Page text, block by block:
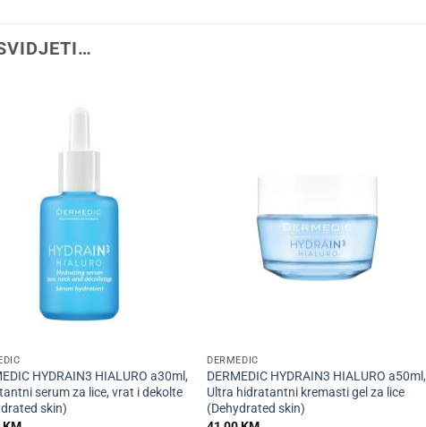
HYDRAIN3 HIALURO a30ml,
serum za lice, vrat i dekolte
skin)
DERMEDIC
DERMEDIC HYDRAIN3 HIALURO a50ml,
Ultra hidratantni kremasti gel za lice
(Dehydrated skin)